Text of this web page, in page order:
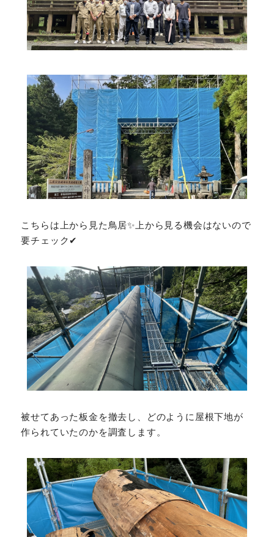
こちらは上から見た鳥居✨上から見る機会はないので
要チェック✔
被せてあった板金を撤去し、どのように屋根下地が
作られていたのかを調査します。